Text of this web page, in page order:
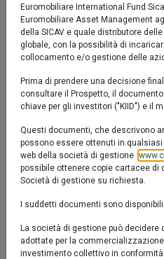
LU0149211418
Valore Quota al 05/08/2026: 11,9500
Descrizione
Il comparto Eurofundlux
Bond ha l'obiettivo di
SFDR articolo 8
Il prodotto promuove caratteristiche
governance (‘‘ESG’’)
Euromobiliare International Fund
Euromobiliare Asset Management
della SICAV e quale distributore
globale, con la possibilità di
collocamento e/o gestione delle
Prima di prendere una decisione
consultare il Prospetto, il
chiave per gli investitori ("KIID") e il
Questi documenti, che descrivono
possono essere ottenuti in
web della società di gestione (
possibile ottenere copie cartacee di
Società di gestione su richiesta.
I suddetti documenti sono
La società di gestione può decidere
adottate per la
investimento collettivo in